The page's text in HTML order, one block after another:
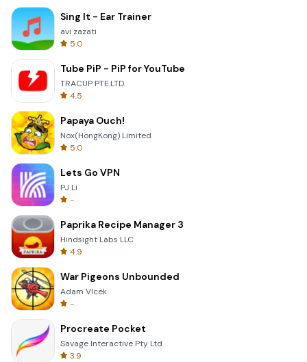
Sing It - Ear Trainer
avi zazati
5.0
Tube PiP - PiP for YouTube
TRACUP PTE.LTD.
4.5
Papaya Ouch!
Nox(HongKong) Limited
5.0
Lets Go VPN
PJ Li
-
Paprika Recipe Manager 3
Hindsight Labs LLC
4.9
War Pigeons Unbounded
Adam Vlcek
-
Procreate Pocket
Savage Interactive Pty Ltd
3.9